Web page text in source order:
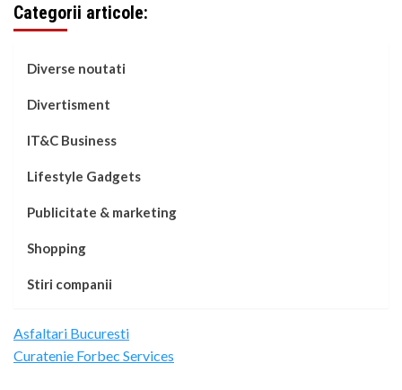
Categorii articole:
Diverse noutati
Divertisment
IT&C Business
Lifestyle Gadgets
Publicitate & marketing
Shopping
Stiri companii
Asfaltari Bucuresti
Curatenie Forbec Services